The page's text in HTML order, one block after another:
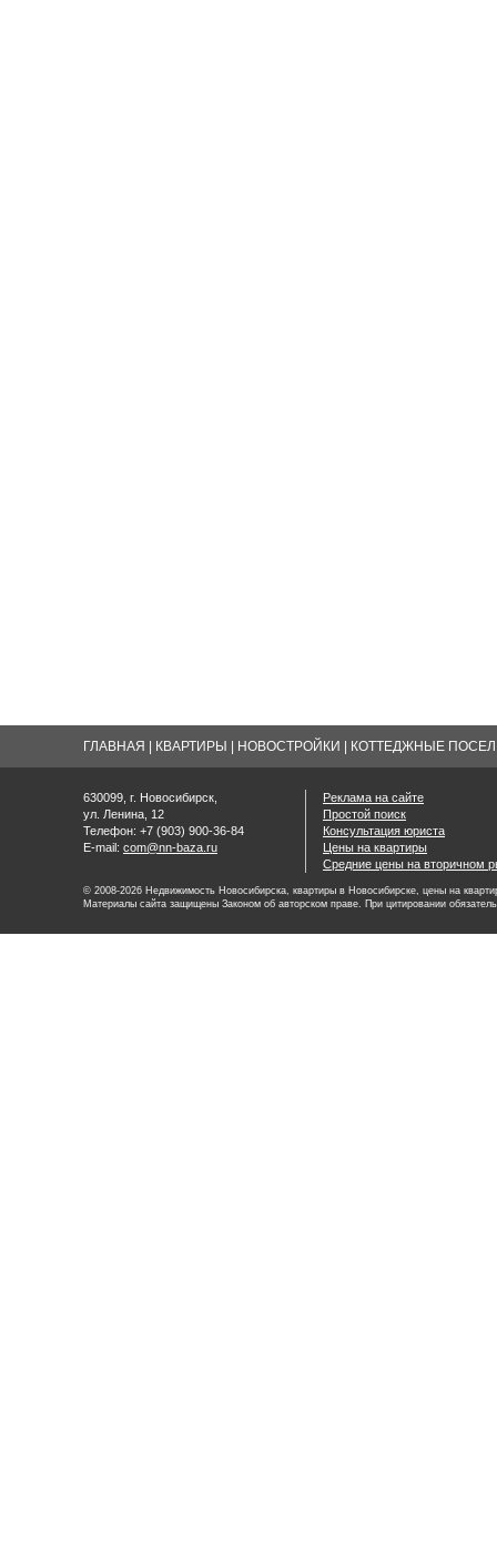
ГЛАВНАЯ КВАРТИРЫ НОВОСТРОЙКИ КОТТЕДЖНЫЕ
630099, г. Новосибирск,
ул. Ленина, 12
Телефон: +7 (903) 900-36-84
E-mail: com@nn-baza.ru
Реклама на сайте
Простой поиск
Консультация юриста
Цены на квартиры
Средние цены на вторичном
© 2008-2026 Недвижимость Новосибирска, квартиры в Новосибирске, цены на
Материалы сайта защищены Законом об авторском праве. При цитировании